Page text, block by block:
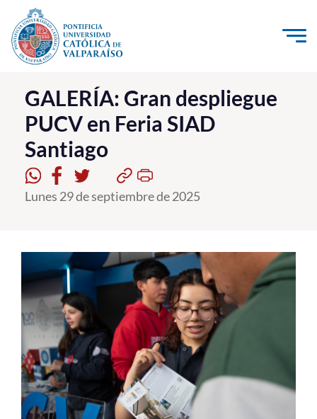
Click acá para ir directamente al contenido
La Universidad
Investigación, Creación e Innovación
PUCV Internacional
Vinculación con el Medio
Pregrado
Postgrado
Formación Continua
Estudiantes
Académicos
Funcionarios
GALERÍA: Gran despliegue
PUCV en Feria SIAD
Santiago
Lunes 29 de septiembre de 2025